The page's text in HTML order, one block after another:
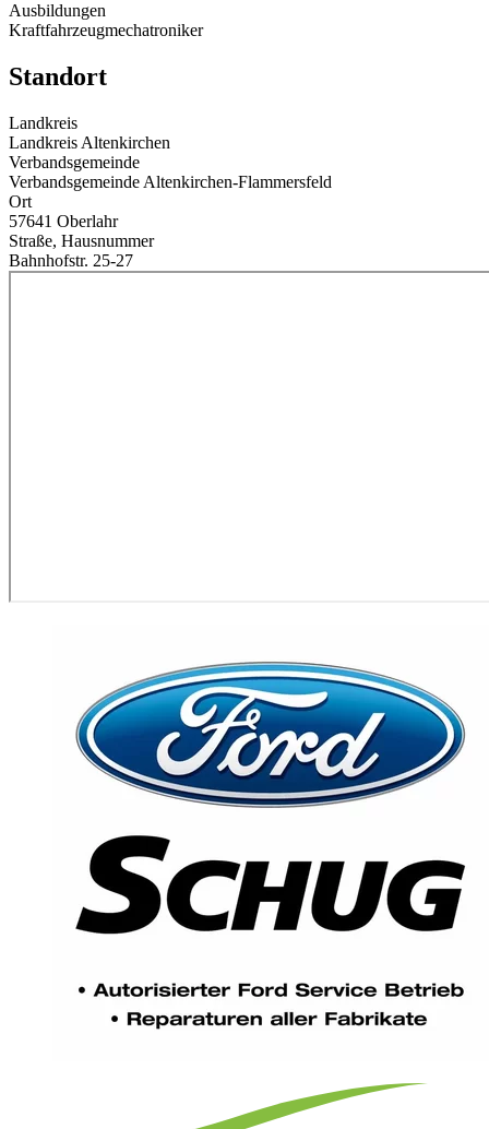
Ausbildungen
Kraftfahrzeugmechatroniker
Standort
Landkreis
Landkreis Altenkirchen
Verbandsgemeinde
Verbandsgemeinde Altenkirchen-Flammersfeld
Ort
57641 Oberlahr
Straße, Hausnummer
Bahnhofstr. 25-27